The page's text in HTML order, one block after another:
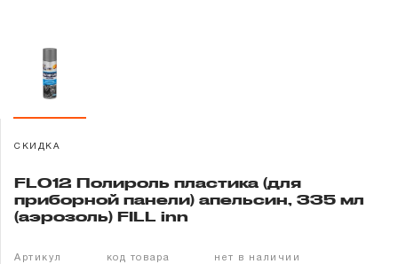
Гарантия и сервис
Доставка и оплата
Контакты
СКИДКА
FL012 Полироль пластика (для
приборной панели) апельсин, 335 мл
(аэрозоль) FILL inn
Артикул код товара нет в наличии